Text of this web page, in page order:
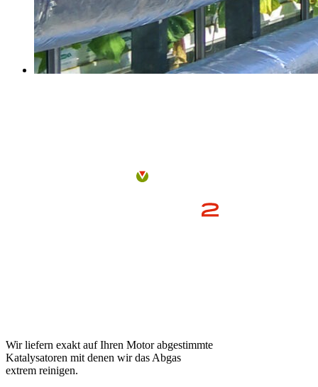
Wir liefern exakt auf Ihren Motor abgestimmte
Katalysatoren mit denen wir das Abgas
extrem reinigen.